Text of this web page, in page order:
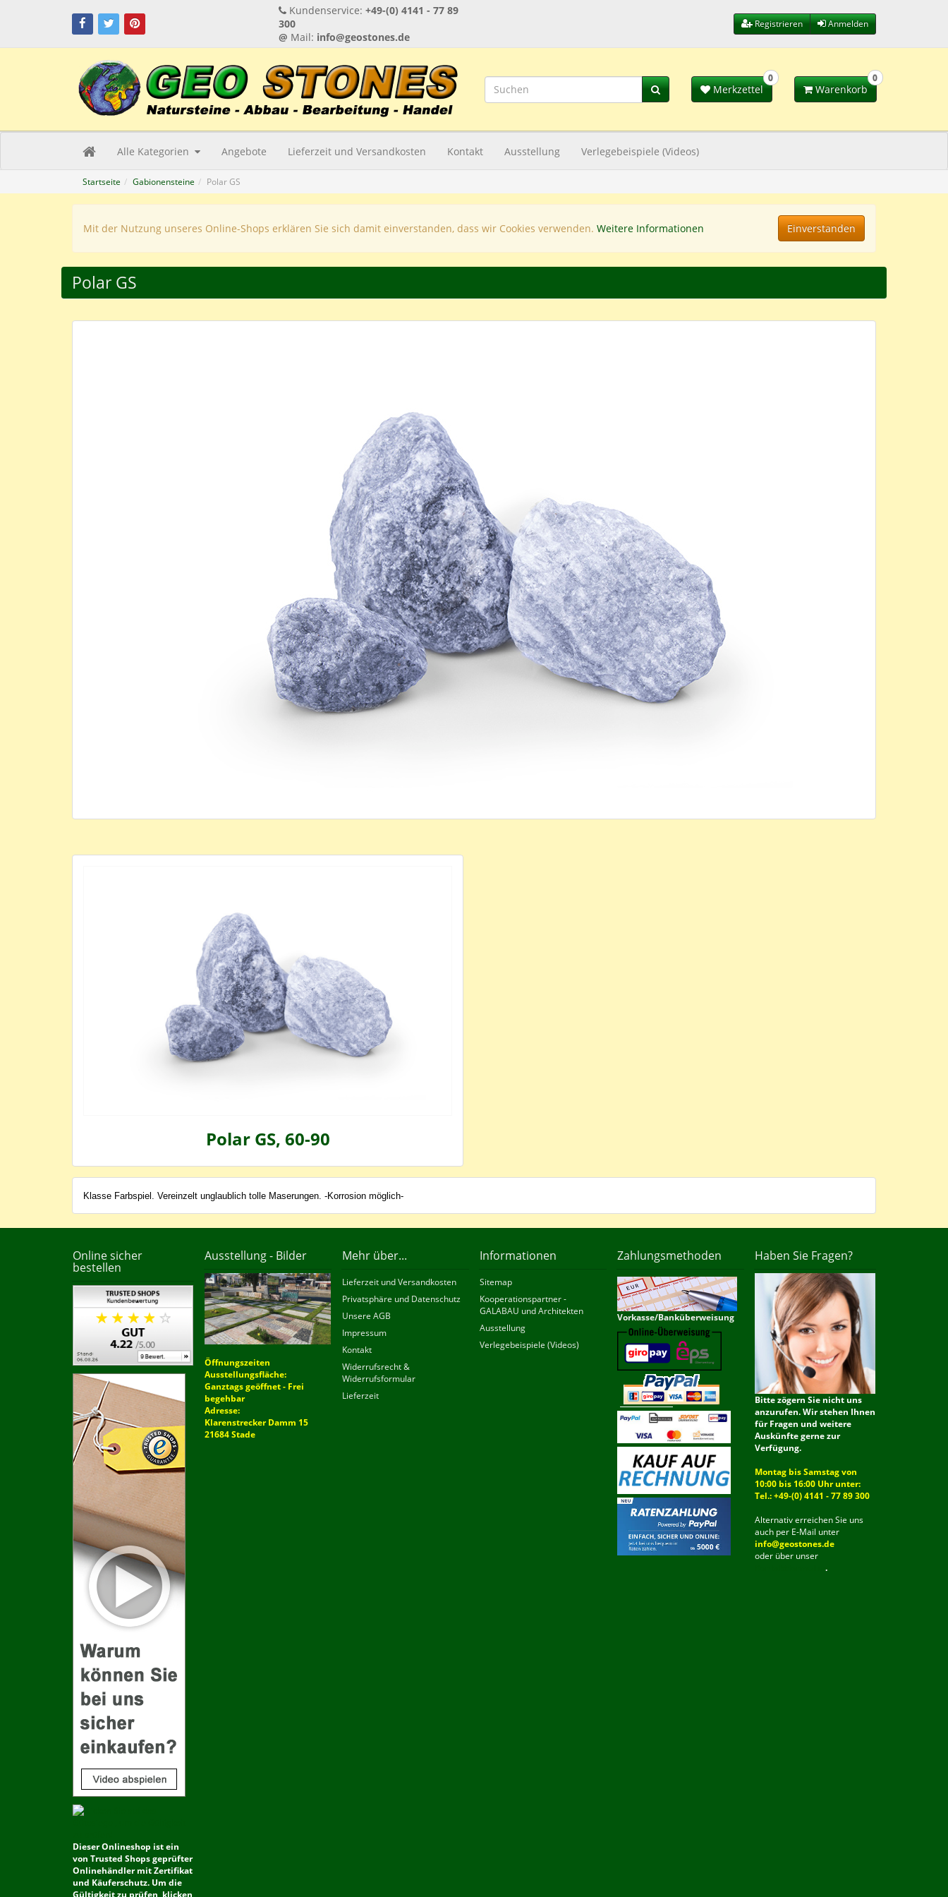
Kundenservice: +49-(0) 4141 - 77 89
300
@ Mail: info@geostones.de
Registrieren Anmelden
Merkzettel
0 0
Warenkorb
Alle Kategorien Angebote Lieferzeit und Versandkosten Kontakt Ausstellung Verlegebeispiele (Videos)
Startseite Gabionensteine Polar GS
Mit der Nutzung unseres Online-Shops erklären Sie sich damit einverstanden, dass wir Cookies verwenden. Weitere Informationen Einverstanden
Polar GS
Polar GS, 60-90
Klasse Farbspiel. Vereinzelt unglaublich tolle Maserungen. -Korrosion möglich-
Online sicher
bestellen
Dieser Onlineshop ist ein
von Trusted Shops geprüfter
Onlinehändler mit Zertifikat
und Käuferschutz. Um die
Ausstellung - Bilder
Öffnungszeiten
Ausstellungsfläche:
Ganztags geöffnet - Frei
begehbar
Adresse:
Klarenstrecker Damm 15
21684 Stade
Mehr über...
Lieferzeit und Versandkosten
Privatsphäre und Datenschutz
Unsere AGB
Impressum
Kontakt
Widerrufsrecht &
Widerrufsformular
Lieferzeit
Informationen
Sitemap
Kooperationspartner -
GALABAU und Architekten
Ausstellung
Verlegebeispiele (Videos)
Zahlungsmethoden
Vorkasse/Banküberweisung
Haben Sie Fragen?
Bitte zögern Sie nicht uns
anzurufen. Wir stehen Ihnen
für Fragen und weitere
Auskünfte gerne zur
Verfügung.
Montag bis Samstag von
10:00 bis 16:00 Uhr unter:
Tel.: +49-(0) 4141 - 77 89 300
Alternativ erreichen Sie uns
auch per E-Mail unter
info@geostones.de
oder über unser
.